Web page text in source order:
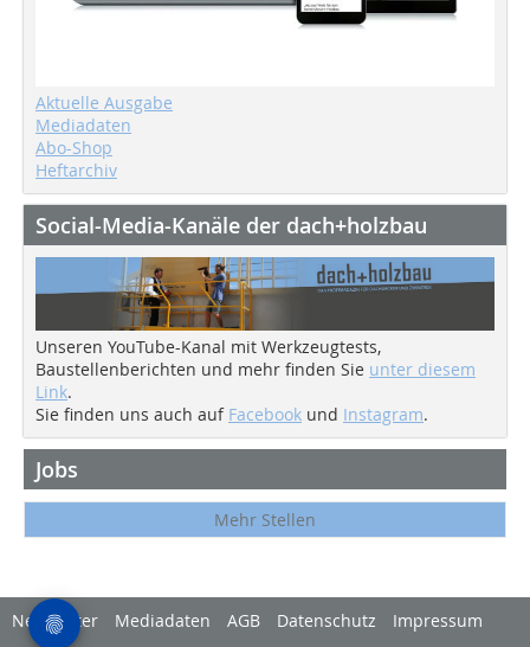
Aktuelle Ausgabe
Mediadaten
Abo-Shop
Heftarchiv
Social-Media-Kanäle der dach+holzbau
Unseren YouTube-Kanal mit Werkzeugtests,
Baustellenberichten und mehr finden Sie unter diesem
Link.
Sie finden uns auch auf Facebook und Instagram.
Jobs
Mehr Stellen
Newsletter Mediadaten AGB Datenschutz
Impressum